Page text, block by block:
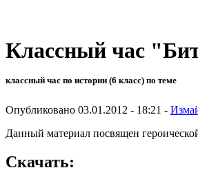
Классный час
классный час по истории (6 класс) по теме
Опубликовано 03.01.2012 - 18:21 -
Данный материал посвящен
Скачать: